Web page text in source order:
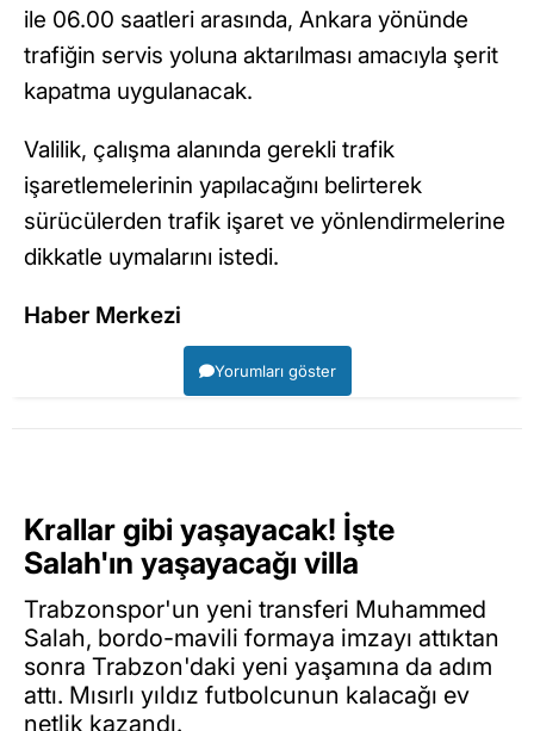
ile 06.00 saatleri arasında, Ankara yönünde
trafiğin servis yoluna aktarılması amacıyla şerit
kapatma uygulanacak.
Valilik, çalışma alanında gerekli trafik
işaretlemelerinin yapılacağını belirterek
sürücülerden trafik işaret ve yönlendirmelerine
dikkatle uymalarını istedi.
Haber Merkezi
Yorumları göster
Krallar gibi yaşayacak! İşte
Salah'ın yaşayacağı villa
Trabzonspor'un yeni transferi Muhammed
Salah, bordo-mavili formaya imzayı attıktan
sonra Trabzon'daki yeni yaşamına da adım
attı. Mısırlı yıldız futbolcunun kalacağı ev
netlik kazandı.